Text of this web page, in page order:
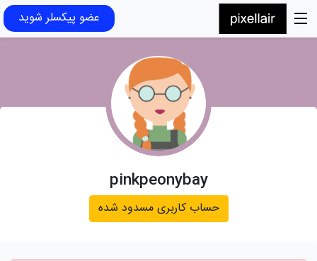
عضو پیکسلر شوید
pinkpeonybay
حساب کاربری مسدود شده